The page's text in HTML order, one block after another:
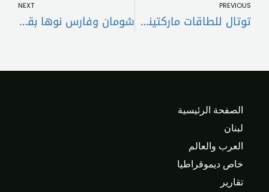
PREVIOUS
توتال للطاقات ماركتينغ لبنان تعزّز إلتزامها بالتميّز والابتكار من خلال تزويد أفضل منتجات الزيوت لمستخدمي سيّارات بيجو وسيتروين وكيا
NEXT
شومان وفارس نوها بقرار شراء محصول القمح الطري من المزارعين
الصفحة الرئيسية
لبنان
العرب والعالم
خاص ديموقراطيا
تقارير